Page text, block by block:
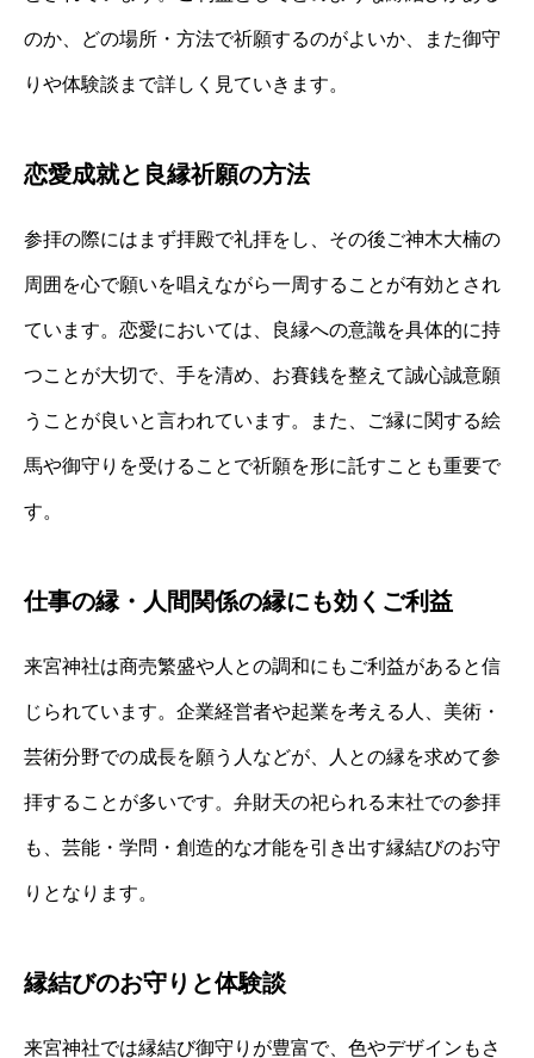
のか、どの場所・方法で祈願するのがよいか、また御守
りや体験談まで詳しく見ていきます。
恋愛成就と良縁祈願の方法
参拝の際にはまず拝殿で礼拝をし、その後ご神木大楠の
周囲を心で願いを唱えながら一周することが有効とされ
ています。恋愛においては、良縁への意識を具体的に持
つことが大切で、手を清め、お賽銭を整えて誠心誠意願
うことが良いと言われています。また、ご縁に関する絵
馬や御守りを受けることで祈願を形に託すことも重要で
す。
仕事の縁・人間関係の縁にも効くご利益
来宮神社は商売繁盛や人との調和にもご利益があると信
じられています。企業経営者や起業を考える人、美術・
芸術分野での成長を願う人などが、人との縁を求めて参
拝することが多いです。弁財天の祀られる末社での参拝
も、芸能・学問・創造的な才能を引き出す縁結びのお守
りとなります。
縁結びのお守りと体験談
来宮神社では縁結び御守りが豊富で、色やデザインもさ